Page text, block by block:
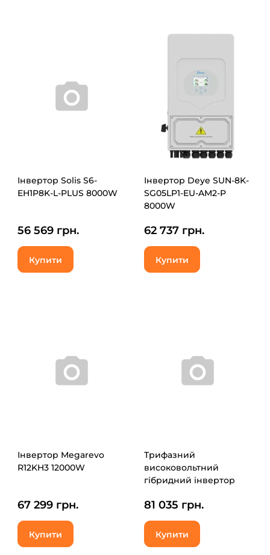
Інвертор Solis S6-
EH1P8K-L-PLUS 8000W
56 569 грн.
Купити
Інвертор Deye SUN-8K-
SG05LP1-EU-AM2-P
8000W
62 737 грн.
Купити
Інвертор Megarevo
R12KH3 12000W
67 299 грн.
Купити
Трифазний
високовольтний
гібридний інвертор
EU-AM2 15KW, EU
версія, IP65
81 035 грн.
Купити